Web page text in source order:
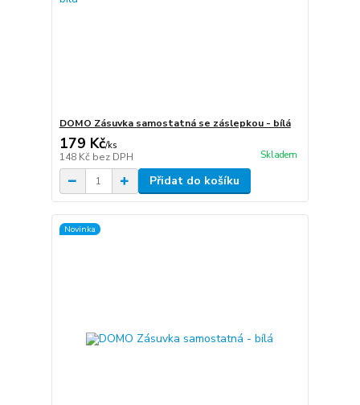
DOMO Zásuvka samostatná se záslepkou - bílá
179 Kč/ks
148 Kč bez DPH Skladem
Přidat do košíku
Novinka